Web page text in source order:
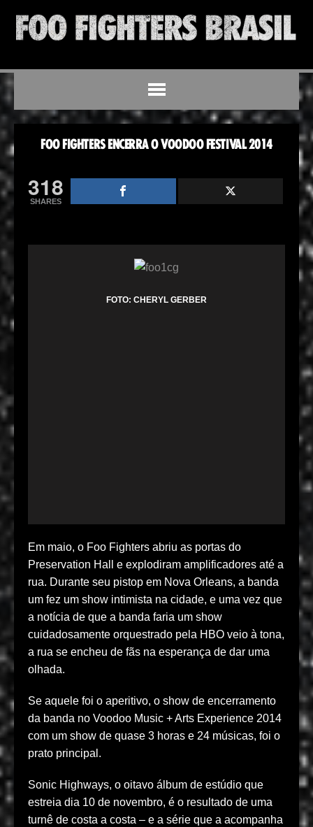
FOO FIGHTERS ENCERRA O VOODOO FESTIVAL 2014
318
SHARES
FOTO: CHERYL GERBER
Em maio, o Foo Fighters abriu as portas do
Preservation Hall e explodiram amplificadores até a
rua. Durante seu pistop em Nova Orleans, a banda
um fez um show intimista na cidade, e uma vez que
a notícia de que a banda faria um show
cuidadosamente orquestrado pela HBO veio à tona,
a rua se encheu de fãs na esperança de dar uma
olhada.
Se aquele foi o aperitivo, o show de encerramento
da banda no Voodoo Music + Arts Experience 2014
com um show de quase 3 horas e 24 músicas, foi o
prato principal.
Sonic Highways, o oitavo álbum de estúdio que
estreia dia 10 de novembro, é o resultado de uma
turnê de costa a costa – e a série que a acompanha